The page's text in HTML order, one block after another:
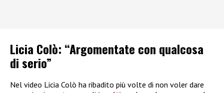
Licia Colò: “Argomentate con qualcosa
di serio”
Nel video Licia Colò ha ribadito più volte di non voler dare